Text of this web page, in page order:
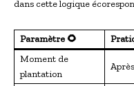
dans cette logique
Paramètre 🌻
Moment de
plantation